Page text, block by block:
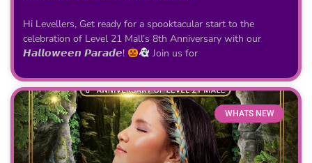
Hi Levellers, Get ready for a spooktacular start to the
celebration of Level 21 Mall’s 8th Anniversary with our
𝙃𝙖𝙡𝙡𝙤𝙬𝙚𝙚𝙣 𝙋𝙖𝙧𝙖𝙙𝙚!
Join us for
WHATS NEW